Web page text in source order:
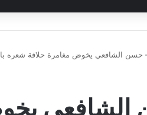
– حسن الشافعي يخوض مغامرة حلاقة شعره
الشافعي